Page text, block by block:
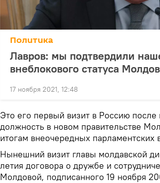
Политика
Лавров: мы подтвердили
внеблокового статуса
17 ноября 2021, 12:48
Это его первый визит в Россию после
должность в новом правительстве
итогам внеочередных парламентских
Нынешний визит главы молдавской
летия договора о дружбе и
Молдовой, подписанного 19 ноября